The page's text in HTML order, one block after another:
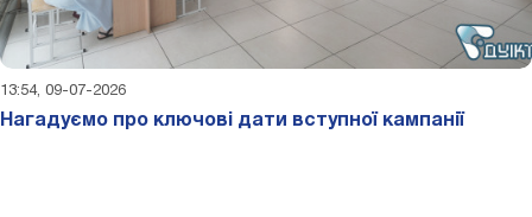
13:54, 09-07-2026
Нагадуємо про ключові дати вступної кампанії